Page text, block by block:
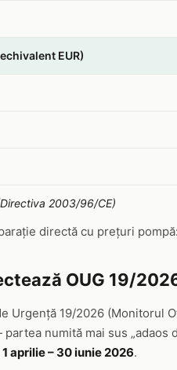
EUR)
2003/96/CE)
directă cu prețuri
OUG 19/
Urgență 19/2026 (Monitorul
numită mai sus
1 aprilie – 30 iunie 2026.